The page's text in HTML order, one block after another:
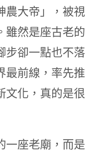
農大帝」，被視
雖然是座古老的
步卻一點也不落
最前線，率先推
文化，真的是很
一座老廟，而是